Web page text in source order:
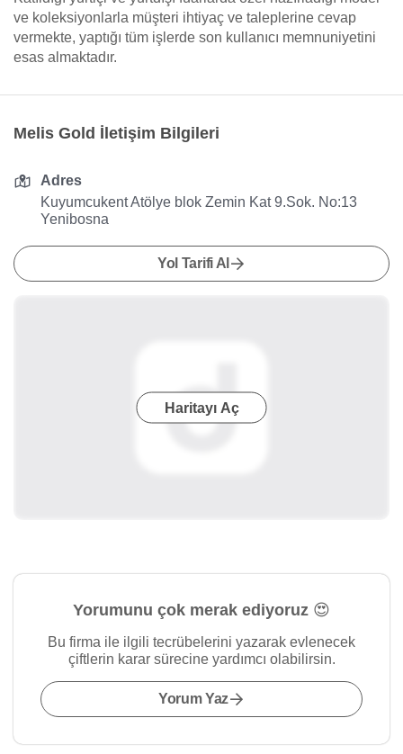
ve koleksiyonlarla müşteri ihtiyaç ve taleplerine cevap
vermekte, yaptığı tüm işlerde son kullanıcı memnuniyetini
esas almaktadır.
Melis Gold İletişim Bilgileri
Adres
Kuyumcukent Atölye blok Zemin Kat 9.Sok. No:13
Yenibosna
Yol Tarifi Al
Haritayı Aç
Yorumunu çok merak ediyoruz 😍
Bu firma ile ilgili tecrübelerini yazarak evlenecek
çiftlerin karar sürecine yardımcı olabilirsin.
Yorum Yaz